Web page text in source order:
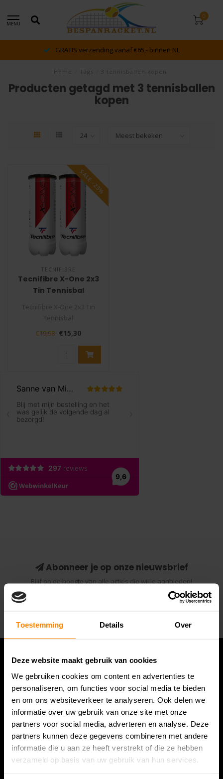
Toestemming Details Over
Deze website maakt gebruik van cookies
We gebruiken cookies om content en advertenties te
personaliseren, om functies voor social media te bieden
en om ons websiteverkeer te analyseren. Ook delen we
informatie over uw gebruik van onze site met onze
partners voor social media, adverteren en analyse. Deze
partners kunnen deze gegevens combineren met andere
informatie die u aan ze heeft verstrekt of die ze hebben
verzameld op basis van uw gebruik van hun services.
MENU
0
GRATIS verzending vanaf €65,- binnen NL
Producten getagd met 3 tennisballen
kopen
SALE -23%
TECNIFIBRE
Tecnifibre X-One 2x3
Tin Tennisbal
De Tecnifibre X-One biedt
de hoogste kwali..
€19,98 €15,30
Abonneer je op onze nieuwsbrief
Blijf op de hoogte van alle acties die wij je aanbieden!
Abonneer
Bespanracket.nl is dé racketspecialist van Lelystad en
omstreken.